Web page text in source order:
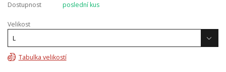
Dostupnost poslední kus
Velikost
Tabulka velikostí